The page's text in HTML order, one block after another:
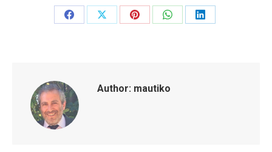
Share
Share
Share
Share
Share
Author: mautiko